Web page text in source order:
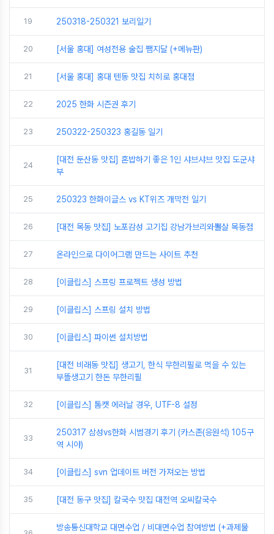
19 250318-250321 보리일기
20 [서울 홍대] 여성전용 술집 쨈지달 (+메뉴판)
21 [서울 홍대] 홍대 텐동 맛집 치히로 홍대점
22 2025 한화 시즌권 후기
23 250322-250323 홍길동 일기
24
[대전 둔산동 맛집] 혼밥하기 좋은 1인 샤브샤브 맛집 도군샤
부
25 250323 한화이글스 vs KT위즈 개막전 일기
26 [대전 목동 맛집] 노포감성 고기집 강남가브리와뽈살 목동점
27 온라인으로 다이어그램 만드는 사이트 추천
28 [이클립스] 스프링 프로젝트 생성 방법
29 [이클립스] 스프링 설치 방법
30 [이클립스] 파이썬 설치방법
31
[대전 비래동 맛집] 생고기, 한식 무한리필로 먹을 수 있는
부뜰생고기 한돈 무한리필
32 [이클립스] 톰캣 에러날 경우, UTF-8 설정
33
250317 삼성vs한화 시범경기 후기 (카스존(응원석) 105구
역 시야)
34 [이클립스] svn 업데이트 버전 가져오는 방법
35 [대전 동구 맛집] 칼국수 맛집 대전역 오씨칼국수
방송통신대학교 대면수업 / 비대면수업 참여방법 (+과제물